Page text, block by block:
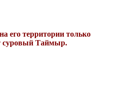
его территории только
суровый Таймыр.